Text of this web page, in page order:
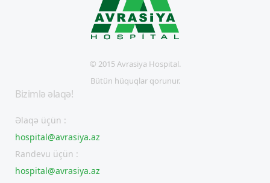
© 2015 Avrasiya Hospital.
Bütün hüquqlar qorunur.
Bizimlə əlaqə!
Əlaqə üçün :
hospital@avrasiya.az
Randevu üçün :
hospital@avrasiya.az